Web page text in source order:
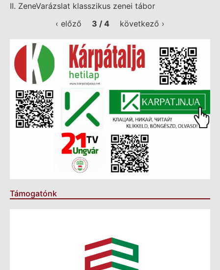
II. ZeneVarázslat klasszikus zenei tábor
‹ előző
3 / 4 következő ›
Támogatónk